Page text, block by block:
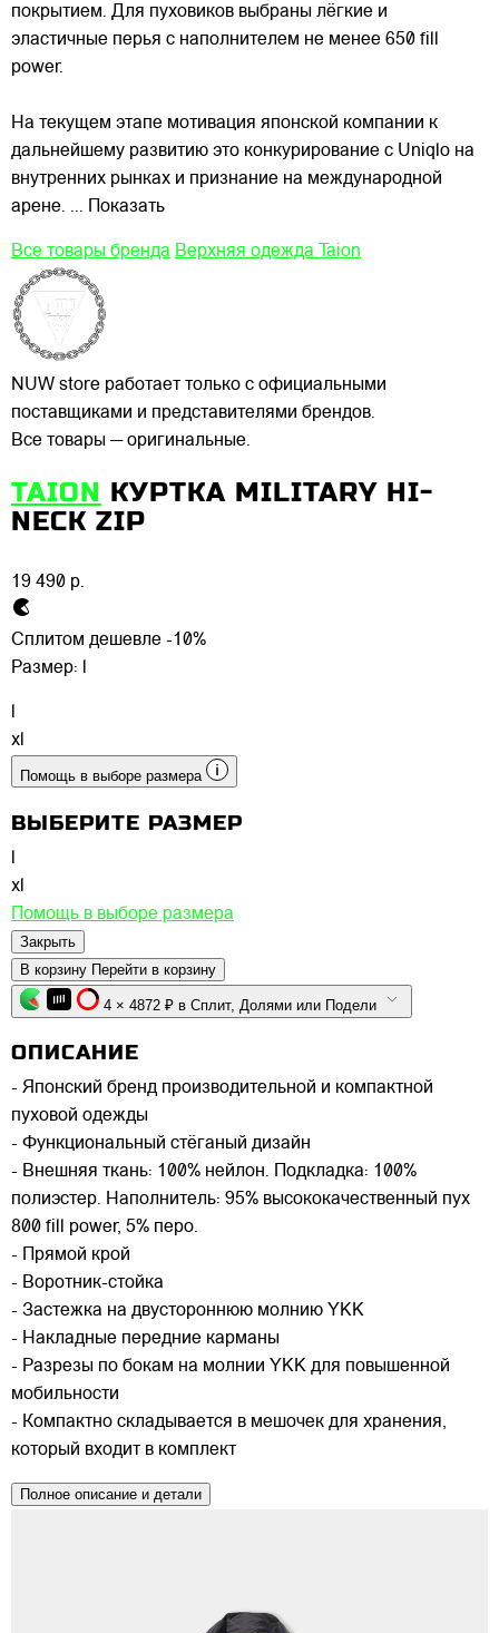
покрытием. Для пуховиков выбраны лёгкие и
эластичные перья с наполнителем не менее 650 fill
power.
На текущем этапе мотивация японской компании к
дальнейшему развитию это конкурирование с Uniqlo на
внутренних рынках и признание на международной
арене. ... Показать
Все товары бренда Верхняя одежда Taion
NUW store работает только с официальными
поставщиками и представителями брендов.
Все товары — оригинальные.
TAION КУРТКА MILITARY HI-
NECK ZIP
19 490 р.
Сплитом дешевле -10%
Размер: l
l
xl
Помощь в выборе размера
ВЫБЕРИТЕ РАЗМЕР
xl
Помощь в выборе размера
Закрыть
В корзину Перейти в корзину
4 × 4872 ₽ в Сплит, Долями или Подели
ОПИСАНИЕ
- Японский бренд производительной и компактной
пуховой одежды
- Функциональный стёганый дизайн
- Внешняя ткань: 100% нейлон. Подкладка: 100%
полиэстер. Наполнитель: 95% высококачественный пух
800 fill power, 5% перо.
- Прямой крой
- Воротник-стойка
- Застежка на двустороннюю молнию YKK
- Накладные передние карманы
- Разрезы по бокам на молнии YKK для повышенной
мобильности
- Компактно складывается в мешочек для хранения,
который входит в комплект
Полное описание и детали